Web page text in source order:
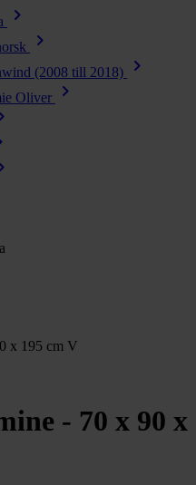
chevron_right
chevron_right
(2008 till 2018) chevron_right
Oliver chevron_right
x 195 cm V
- 70 x 90 x